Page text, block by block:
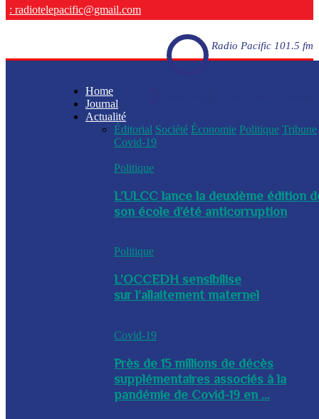
: radiotelepacific@gmail.com
Radio Pacific 101.5 fm
Home
Journal
Actualité
Éditorial Société Économie Politique Tribune
Covid-19
Politique
L’ULCC lance la deuxième édition
son école d’été anticorruption
Politique
L’OCCEDH sensibilise
sur l’allaitement maternel
Covid-19
Près de 15 millions de décès
supplémentaires associés à la
pandémie de Covid-19 en ...